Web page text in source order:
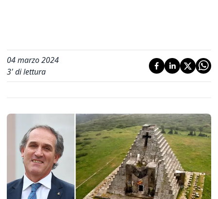
04 marzo 2024
3' di lettura